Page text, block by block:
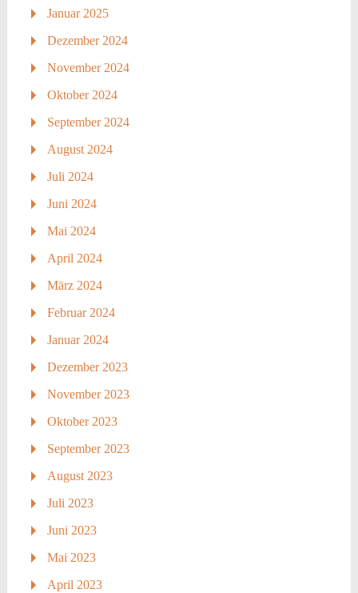
Januar 2025
Dezember 2024
November 2024
Oktober 2024
September 2024
August 2024
Juli 2024
Juni 2024
Mai 2024
April 2024
März 2024
Februar 2024
Januar 2024
Dezember 2023
November 2023
Oktober 2023
September 2023
August 2023
Juli 2023
Juni 2023
Mai 2023
April 2023